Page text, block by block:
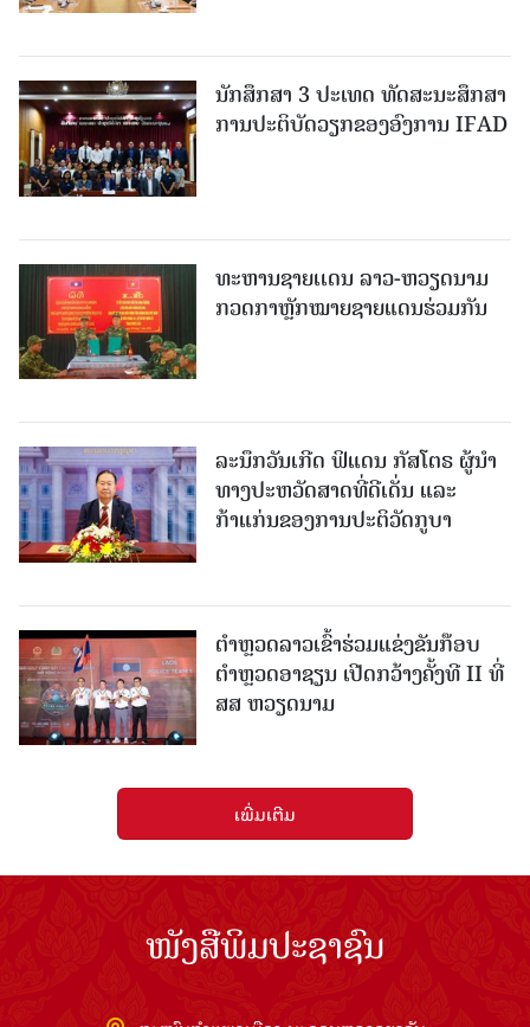
ນັກສຶກສາ 3 ປະເທດ ທັດ​ສະ​ນະ​ສຶກ​ສາ
ການປະຕິບັດວຽກຂອງອົງການ IFAD
ທະຫານຊາຍເເດນ ລາວ-ຫວຽດນາມ
ກວດກາຫຼັກໝາຍຊາຍແດນຮ່ວມກັນ
ລະນຶກວັນເກີດ ຟິແດນ ກັສໂຕຣ ຜູ້ນຳ
ທາງປະຫວັດສາດທີ່ດີເດັ່ນ ແລະ
ກ້າແກ່ນຂອງການປະຕິວັດກູບາ
ຕຳຫຼວດລາວເຂົ້າຮ່ວມແຂ່ງຂັນກ໊ອບ
ຕຳຫຼວດອາຊຽນ ເປີດກວ້າງຄັ້ງທີ II ທີ່
ສສ ຫວຽດນາມ
ເພີ່ມເຕີມ
ໜັງສືພິມປະຊາຊົນ